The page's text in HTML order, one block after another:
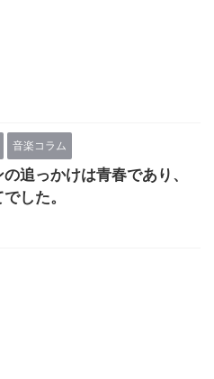
音楽コラム
追っかけは青春であり、
した。